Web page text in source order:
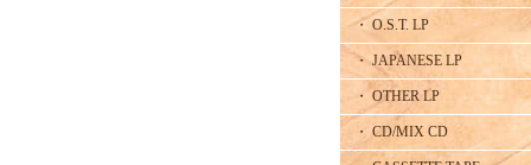
・ O.S.T. LP
・ JAPANESE LP
・ OTHER LP
・ CD/MIX CD